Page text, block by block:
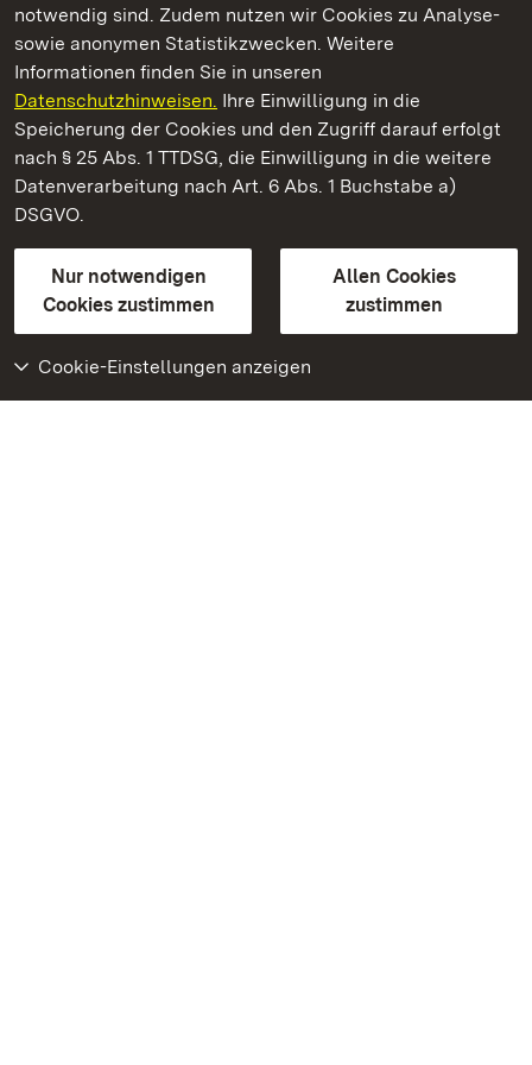
notwendig sind. Zudem nutzen wir Cookies zu Analyse-
sowie anonymen Statistikzwecken. Weitere
Informationen finden Sie in unseren
Datenschutzhinweisen. Ihre Einwilligung in die
Speicherung der Cookies und den Zugriff darauf erfolgt
nach § 25 Abs. 1 TTDSG, die Einwilligung in die weitere
Datenverarbeitung nach Art. 6 Abs. 1 Buchstabe a)
DSGVO.
Nur notwendigen
Cookies zustimmen
Allen Cookies
zustimmen
Cookie-Einstellungen anzeigen
Staatliche Schlösser und Gärten Baden‑Württemberg
Staatliche Schlösser und Gärten Baden-Württemberg
Kontakt
GebärdenspracheLeichte Sprache
Erklärung zur Barrierefreiheit
BITV-konform (geprüfte Seiten)
Weiteres